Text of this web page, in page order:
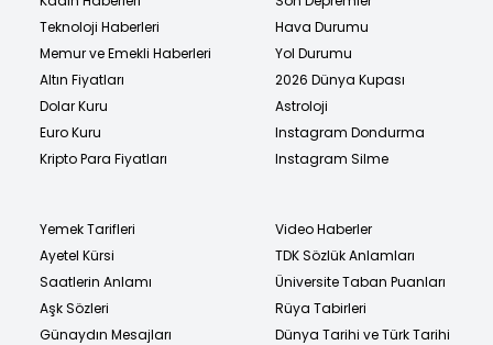
Teknoloji Haberleri
Memur ve Emekli Haberleri
Altın Fiyatları
Dolar Kuru
Euro Kuru
Kripto Para Fiyatları
Hava Durumu
Yol Durumu
2026 Dünya Kupası
Astroloji
Instagram Dondurma
Instagram Silme
Yemek Tarifleri
Ayetel Kürsi
Saatlerin Anlamı
Aşk Sözleri
Günaydın Mesajları
Video Haberler
TDK Sözlük Anlamları
Üniversite Taban Puanları
Rüya Tabirleri
Dünya Tarihi ve Türk Tarihi